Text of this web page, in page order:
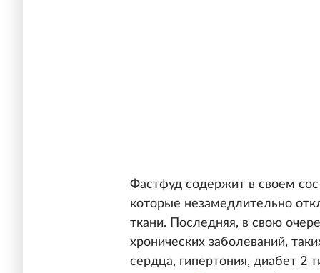
Фастфуд содержит в своем
которые незамедлительно
ткани. Последняя, в свою
хронических заболеваний,
сердца, гипертония, диабет 2